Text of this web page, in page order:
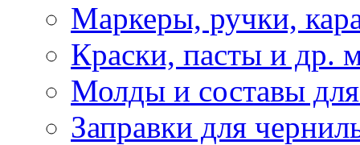
Маркеры, ручки,
Краски, пасты и др.
Молды и составы
Заправки для